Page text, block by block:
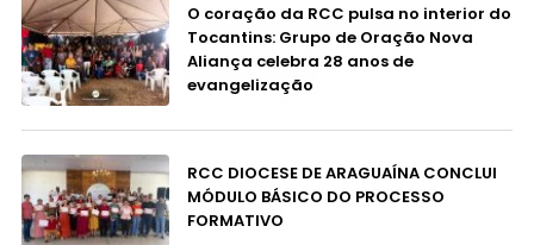
O coração da RCC pulsa no interior do
Tocantins: Grupo de Oração Nova
Aliança celebra 28 anos de
evangelização
RCC DIOCESE DE ARAGUAÍNA CONCLUI
MÓDULO BÁSICO DO PROCESSO
FORMATIVO